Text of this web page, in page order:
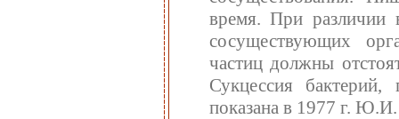
время. При различии
сосуществующих
частиц должны
Сукцессия
показана в 1977 г.